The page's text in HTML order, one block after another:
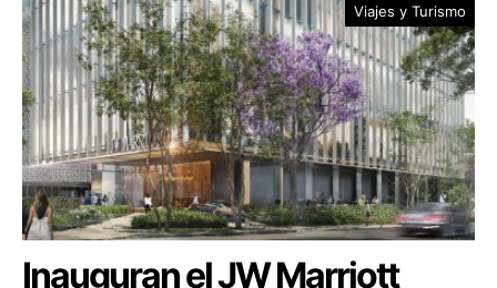
Viajes y Turismo
Inauguran el JW Marriott